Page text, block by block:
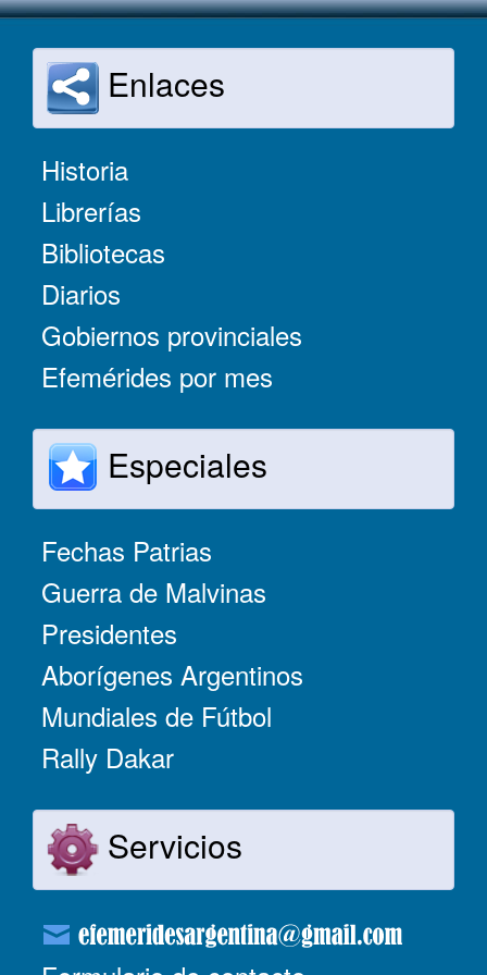
Enlaces
Historia
Librerías
Bibliotecas
Diarios
Gobiernos provinciales
Efemérides por mes
Especiales
Fechas Patrias
Guerra de Malvinas
Presidentes
Aborígenes Argentinos
Mundiales de Fútbol
Rally Dakar
Servicios